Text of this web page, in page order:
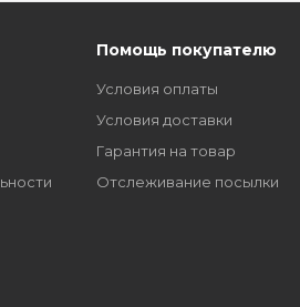
Помощь покупателю
Условия оплаты
Условия доставки
Гарантия на товар
Отслеживание посылки